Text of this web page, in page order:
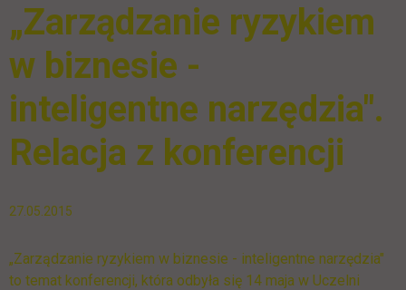
„Zarządzanie ryzykiem
w biznesie -
inteligentne narzędzia".
Relacja z konferencji
27.05.2015
„Zarządzanie ryzykiem w biznesie - inteligentne narzędzia"
to temat konferencji, która odbyła się 14 maja w Uczelni